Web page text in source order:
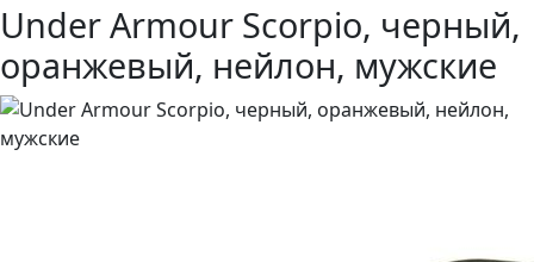
Under Armour Scorpio, черный,
оранжевый, нейлон, мужские